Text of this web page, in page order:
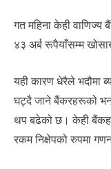
गत महिना केही वाणिज्य
४३ अर्ब रूपैयाँसम्म
यही कारण धेरैले भदौमा
घट्दै जाने बैंकरहरूको
थप बढेको छ। केही
रकम निक्षेपको रुपमा